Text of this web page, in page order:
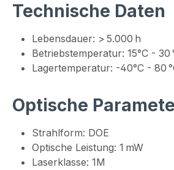
Technische Daten
Lebensdauer: > 5.000 h
Betriebstemperatur: 15°C - 30
Lagertemperatur: -40°C - 80
Optische
Strahlform: DOE
Optische Leistung: 1 mW
Laserklasse: 1M